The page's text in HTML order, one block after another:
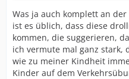
Was ja auch komplett an
ist es üblich, dass diese
kommen, die suggerieren,
ich vermute mal ganz stark,
wie zu meiner Kindheit
Kinder auf dem